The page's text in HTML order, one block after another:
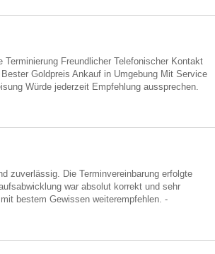
Freundlicher Telefonischer Kontakt
Goldpreis Ankauf in Umgebung Mit Service
Würde jederzeit Empfehlung aussprechen.
zuverlässig. Die Terminvereinbarung erfolgte
war absolut korrekt und sehr
bestem Gewissen weiterempfehlen. -